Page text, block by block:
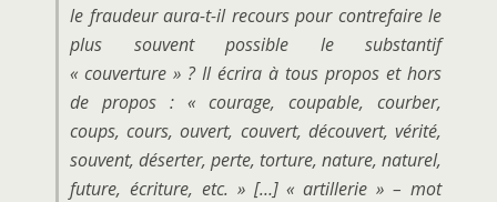
le fraudeur aura-t-il recours pour contrefaire le
plus souvent possible le substantif
« couverture » ? Il écrira à tous propos et hors
de propos : « courage, coupable, courber,
coups, cours, ouvert, couvert, découvert, vérité,
souvent, déserter, perte, torture, nature, naturel,
future, écriture, etc. » […] «artillerie » – mot